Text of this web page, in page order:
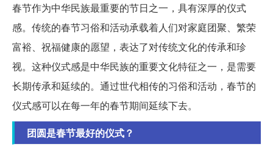
春节作为中华民族最重要的节日之一，具有深厚的仪式
感。传统的春节习俗和活动承载着人们对家庭团聚、繁荣
富裕、祝福健康的愿望，表达了对传统文化的传承和珍
视。这种仪式感是中华民族的重要文化特征之一，是需要
长期传承和延续的。通过世代相传的习俗和活动，春节的
仪式感可以在每一年的春节期间延续下去。
团圆是春节最好的仪式？